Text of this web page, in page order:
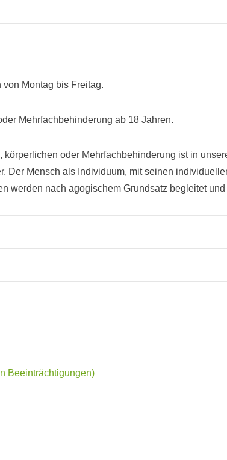
Montag bis Freitag.
Mehrfachbehinderung ab 18 Jahren.
oder Mehrfachbehinderung ist in
Der Mensch als Individuum, mit seinen
werden nach agogischem Grundsatz begleitet und
Beeinträchtigungen)